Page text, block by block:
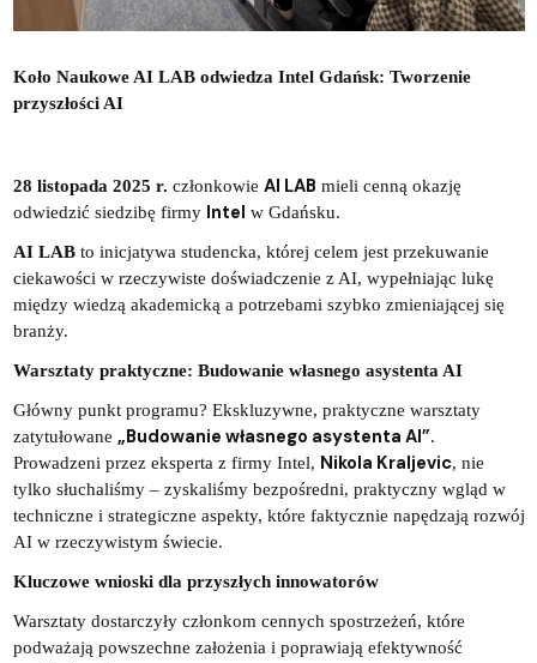
Koło Naukowe AI LAB odwiedza Intel Gdańsk: Tworzenie
przyszłości AI
28 listopada 2025 r. członkowie AI LAB mieli cenną okazję
odwiedzić siedzibę firmy Intel w Gdańsku.
AI LABto inicjatywa studencka, której celem jest przekuwanie
ciekawości w rzeczywiste doświadczenie z AI, wypełniając lukę
między wiedzą akademicką a potrzebami szybko zmieniającej się
branży.
Warsztaty praktyczne: Budowanie własnego asystenta AI
Główny punkt programu? Ekskluzywne, praktyczne warsztaty
zatytułowane „Budowanie własnego asystenta AI”.
Prowadzeni przez eksperta z firmy Intel, Nikola Kraljevic, nie
tylko słuchaliśmy – zyskaliśmy bezpośredni, praktyczny wgląd w
techniczne i strategiczne aspekty, które faktycznie napędzają rozwój
AI w rzeczywistym świecie.
Kluczowe wnioski dla przyszłych innowatorów
Warsztaty dostarczyły członkom cennych spostrzeżeń, które
podważają powszechne założenia i poprawiają efektywność